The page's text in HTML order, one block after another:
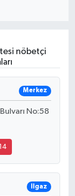
nöbetçi
Merkez
No:58
Ilgaz